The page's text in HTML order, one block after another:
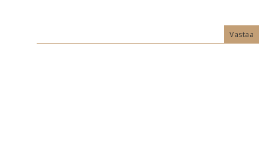
Vastaa